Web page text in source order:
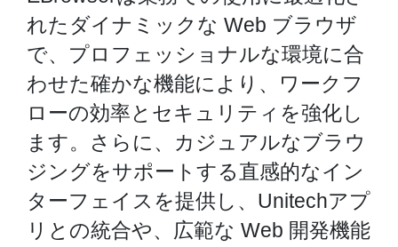
れたダイナミックな Web ブラウザ
で、プロフェッショナルな環境に合
わせた確かな機能により、ワークフ
ローの効率とセキュリティを強化し
ます。さらに、カジュアルなブラウ
ジングをサポートする直感的なイン
ターフェイスを提供し、Unitechアプ
リとの統合や、広範な Web 開発機能